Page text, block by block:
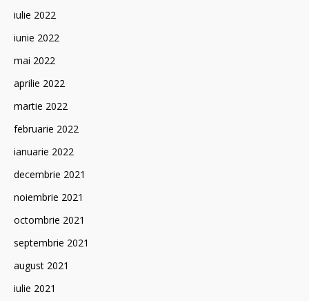
iulie 2022
iunie 2022
mai 2022
aprilie 2022
martie 2022
februarie 2022
ianuarie 2022
decembrie 2021
noiembrie 2021
octombrie 2021
septembrie 2021
august 2021
iulie 2021